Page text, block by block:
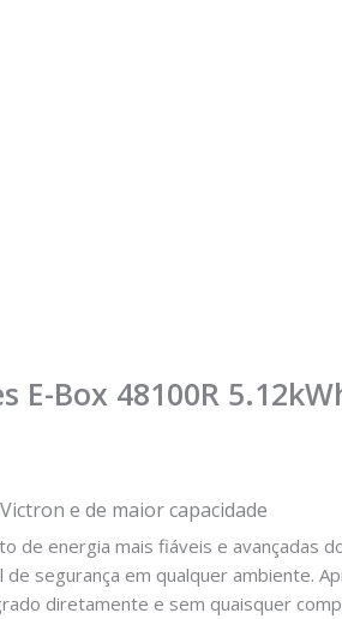
E-Box 48100R
e de maior capacidade
de energia mais fiáveis e avançadas
segurança em qualquer ambiente.
diretamente e sem quaisquer